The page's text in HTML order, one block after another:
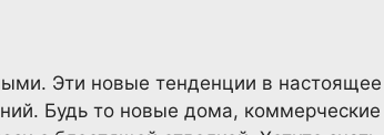
Эти новые тенденции в настоящее
Будь то новые дома, коммерческие